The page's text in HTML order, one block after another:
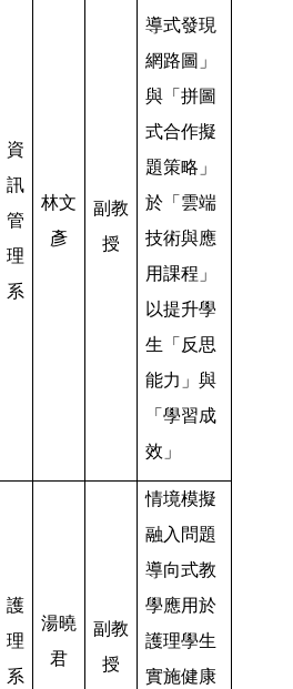
資
訊
管
理
系
林文
彥
副教
授
導式發現
網路圖」
與「拼圖
式合作擬
題策略」
於「雲端
技術與應
用課程」
以提升學
生「反思
能力」與
「學習成
效」
護
理
系
湯曉
君
副教
授
情境模擬
融入問題
導向式教
學應用於
護理學生
實施健康